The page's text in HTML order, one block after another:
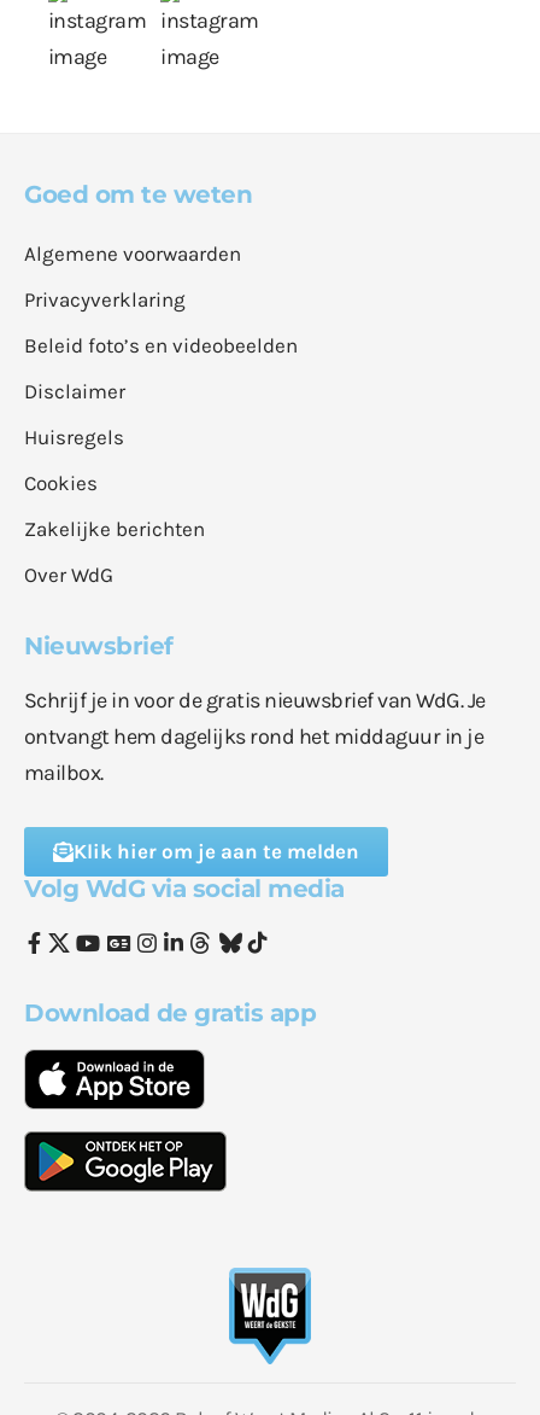
Goed om te weten
Algemene voorwaarden
Privacyverklaring
Beleid foto’s en videobeelden
Disclaimer
Huisregels
Cookies
Zakelijke berichten
Over WdG
Nieuwsbrief
Schrijf je in voor de gratis nieuwsbrief van WdG. Je
ontvangt hem dagelijks rond het middaguur in je
mailbox.
Klik hier om je aan te melden
Volg WdG via social media
Download de gratis app